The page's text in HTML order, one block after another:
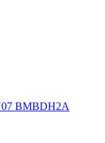
BMBDH2A